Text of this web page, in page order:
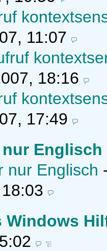
11:07
18:16
17:49
Englisch
nur Englisch
Windows